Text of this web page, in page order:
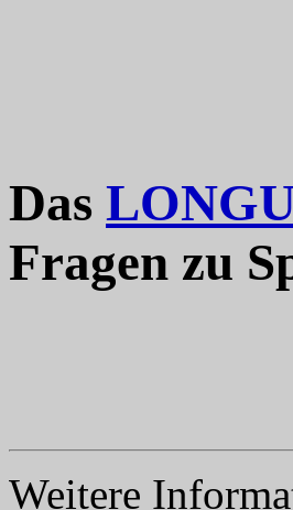
Das
Fragen zu
Weitere